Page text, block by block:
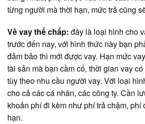
từng người mà thời hạn, mức trả cũng
Về vay thế chấp: đây là loại hình cho
trước đến nay, với hình thức này bạn
đảm bảo thì mới được vay. Hạn mức
tài sản mà bạn cầm cố, thời gian vay
tùy theo nhu cầu người vay. Với loại
cho cả các cá nhân, các công ty. Cần
khoản phí đi kèm như phí trả chậm, phí
hạn.